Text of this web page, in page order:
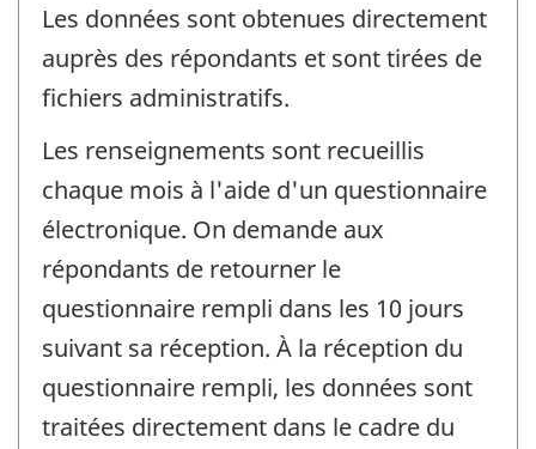
Les données sont obtenues directement
auprès des répondants et sont tirées de
fichiers administratifs.
Les renseignements sont recueillis
chaque mois à l'aide d'un questionnaire
électronique. On demande aux
répondants de retourner le
questionnaire rempli dans les 10 jours
suivant sa réception. À la réception du
questionnaire rempli, les données sont
traitées directement dans le cadre du